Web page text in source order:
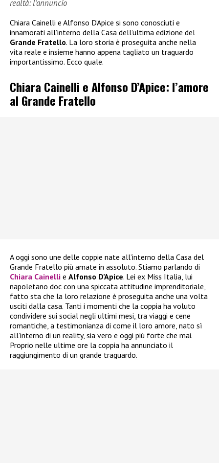
realtà: l’annuncio
Chiara Cainelli e Alfonso D’Apice si sono conosciuti e
innamorati all’interno della Casa dell’ultima edizione del
Grande Fratello. La loro storia è proseguita anche nella
vita reale e insieme hanno appena tagliato un traguardo
importantissimo. Ecco quale.
Chiara Cainelli e Alfonso D’Apice: l’amore
al Grande Fratello
A oggi sono une delle coppie nate all’interno della Casa del
Grande Fratello più amate in assoluto. Stiamo parlando di
Chiara Cainelli e Alfonso D’Apice. Lei ex Miss Italia, lui
napoletano doc con una spiccata attitudine imprenditoriale,
fatto sta che la loro relazione è proseguita anche una volta
usciti dalla casa. Tanti i momenti che la coppia ha voluto
condividere sui social negli ultimi mesi, tra viaggi e cene
romantiche, a testimonianza di come il loro amore, nato sì
all’interno di un reality, sia vero e oggi più forte che mai.
Proprio nelle ultime ore la coppia ha annunciato il
raggiungimento di un grande traguardo.